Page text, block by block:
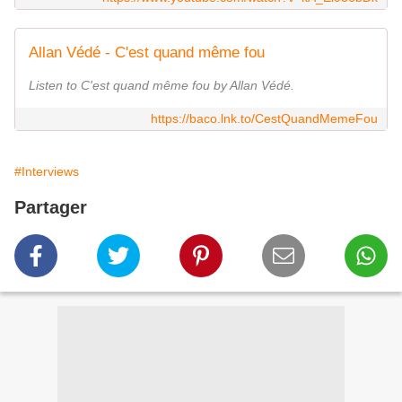
Allan Védé - C'est quand même fou
Listen to C'est quand même fou by Allan Védé.
https://baco.lnk.to/CestQuandMemeFou
#Interviews
Partager